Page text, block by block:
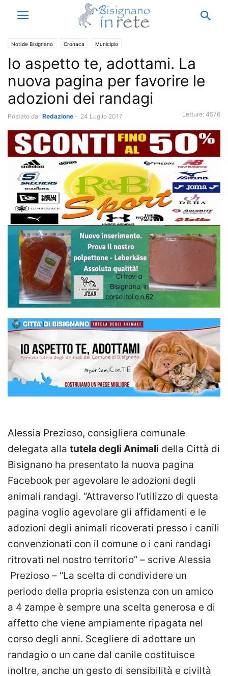
Notizie Bisignano Cronaca Municipio
Io aspetto te, adottami. La
nuova pagina per favorire le
adozioni dei randagi
Postato da: Redazione - 24 Luglio 2017 Letture: 4576
Alessia Prezioso, consigliera comunale
delegata alla tutela degli Animali della Città di
Bisignano ha presentato la nuova pagina
Facebook per agevolare le adozioni degli
animali randagi. “Attraverso l’utilizzo di questa
pagina voglio agevolare gli affidamenti e le
adozioni degli animali ricoverati presso i canili
convenzionati con il comune o i cani randagi
ritrovati nel nostro territorio” – scrive Alessia
Prezioso – “La scelta di condividere un
periodo della propria esistenza con un amico
a 4 zampe è sempre una scelta generosa e di
affetto che viene ampiamente ripagata nel
corso degli anni. Scegliere di adottare un
randagio o un cane dal canile costituisce
inoltre, anche un gesto di sensibilità e civiltà